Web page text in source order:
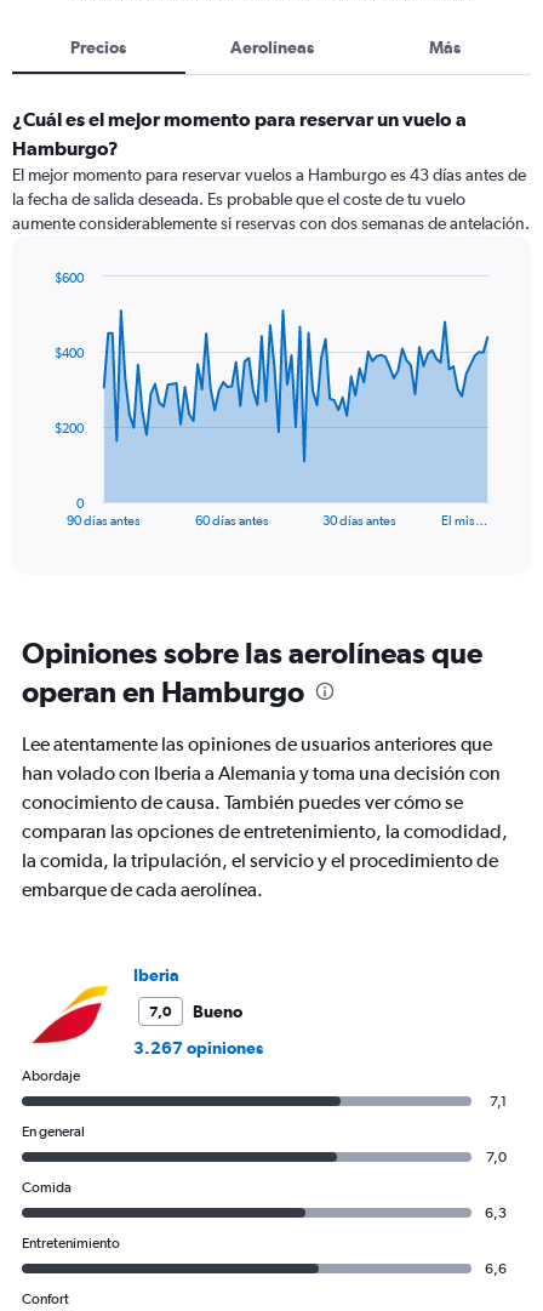
Precios Aerolíneas Más
¿Cuál es el mejor momento para reservar un vuelo a
Hamburgo?
El mejor momento para reservar vuelos a Hamburgo es 43 días antes de
la fecha de salida deseada. Es probable que el coste de tu vuelo
aumente considerablemente si reservas con dos semanas de antelación.
data
The
categories.
chart
1
Y
axis
values.
Range:
0
90 días antes 60 días antes 30 días antes El mis…
0
$200
$400
$600
Opiniones sobre las aerolíneas que
operan en Hamburgo
Lee atentamente las opiniones de usuarios anteriores que
han volado con Iberia a Alemania y toma una decisión con
conocimiento de causa. También puedes ver cómo se
comparan las opciones de entretenimiento, la comodidad,
la comida, la tripulación, el servicio y el procedimiento de
embarque de cada aerolínea.
Iberia
7,0
Bueno
3.267 opiniones
Abordaje
7,1
En general
7,0
Comida
6,3
Entretenimiento
6,6
Confort